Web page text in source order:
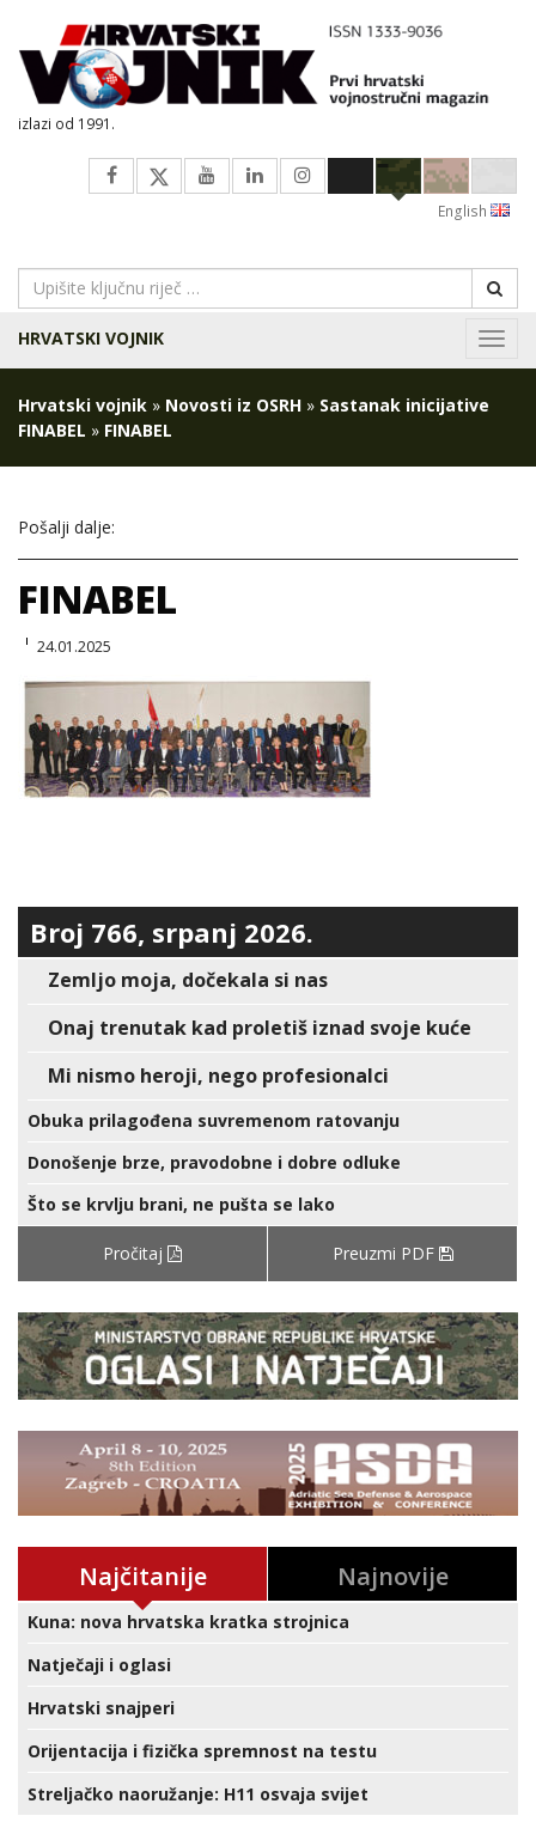
izlazi od 1991.
English
HRVATSKI VOJNIK
Hrvatski vojnik » Novosti iz OSRH » Sastanak inicijative
FINABEL » FINABEL
Pošalji dalje:
FINABEL
24.01.2025
Broj 766, srpanj 2026.
Zemljo moja, dočekala si nas
Onaj trenutak kad proletiš iznad svoje kuće
Mi nismo heroji, nego profesionalci
Obuka prilagođena suvremenom ratovanju
Donošenje brze, pravodobne i dobre odluke
Što se krvlju brani, ne pušta se lako
Pročitaj Preuzmi PDF
Najčitanije Najnovije
Kuna: nova hrvatska kratka strojnica
Natječaji i oglasi
Hrvatski snajperi
Orijentacija i fizička spremnost na testu
Streljačko naoružanje: H11 osvaja svijet